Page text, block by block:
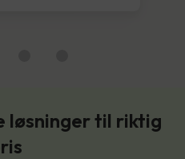
løsninger til riktig